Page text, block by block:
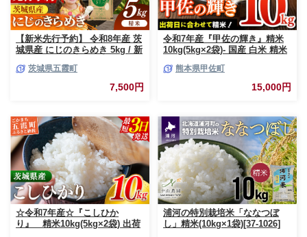
【新米先行予約】 令和8年産 茨
城県産 にじのきらめき 5kg / 新
お米 精米 旨味 安心 美味しい
茨城県五霞町
7,500円
令和7年産『甲佐の輝き』精米
10kg(5kg×2袋)- 国産 白米 精米
あり 厳選 マイスター 生活応援
ひのひかり 森のくまさん おす
すめ 熊本県 甲佐町【価格改定
熊本県甲佐町
15,000円
☆令和7年産☆『こしひか
り』 精米10kg(5kg×2袋) 出荷
浦河の特別栽培米「ななつぼ
し」精米(10kg×1袋)[37-1026]